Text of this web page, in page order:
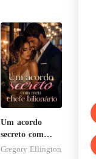
Um acordo
secreto com
meu chefe
Gregory Ellington